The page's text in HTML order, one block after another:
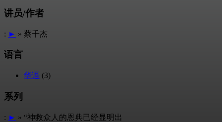
讲员/作者
: ► » 蔡千杰
语言
华语 (3)
系列
: ► » “神救众人的恩典已经显明出